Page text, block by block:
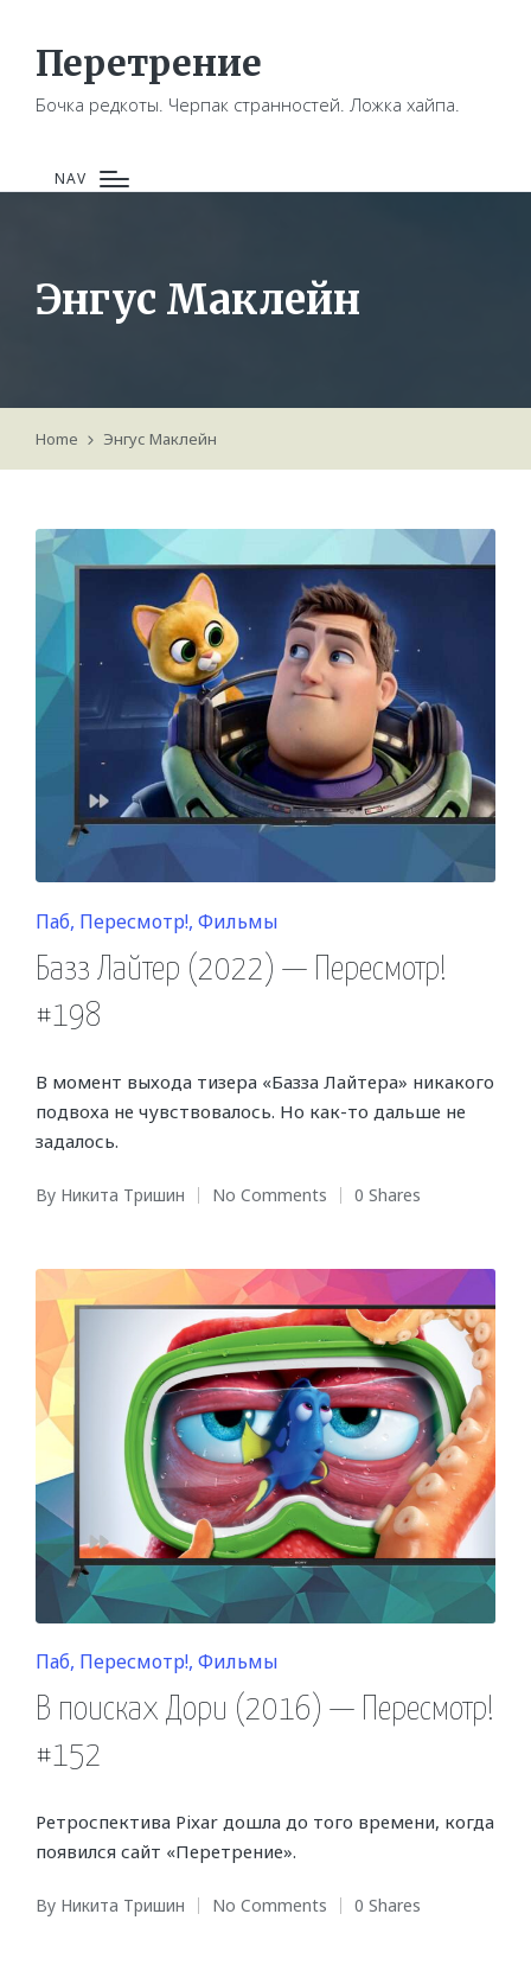
Перетрение
Бочка редкоты. Черпак странностей. Ложка хайпа.
NAV
Энгус Маклейн
Home Энгус Маклейн
Posted
in
Паб Пересмотр! Фильмы
Базз Лайтер (2022) — Пересмотр!
#198
В момент выхода тизера «Базза Лайтера» никакого
подвоха не чувствовалось. Но как-то дальше не
задалось.
Posted
By Никита Тришин No Comments 0 Shares
Posted
in
Паб Пересмотр! Фильмы
В поисках Дори (2016) — Пересмотр!
#152
Ретроспектива Pixar дошла до того времени, когда
появился сайт «Перетрение».
Posted
By Никита Тришин No Comments 0 Shares